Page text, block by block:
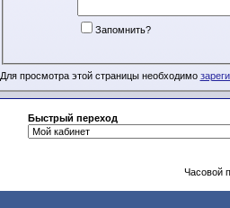
Запомнить?
Для просмотра этой страницы необходимо
Быстрый переход
Часовой